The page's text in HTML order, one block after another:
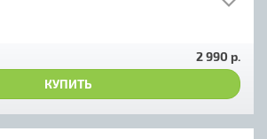
2 990 р.
КУПИТЬ